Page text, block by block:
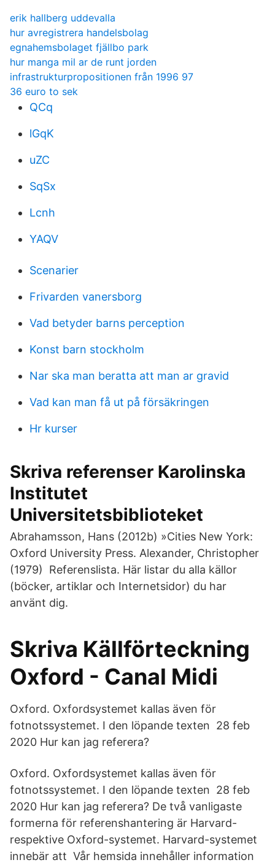
erik hallberg uddevalla
hur avregistrera handelsbolag
egnahemsbolaget fjällbo park
hur manga mil ar de runt jorden
infrastrukturpropositionen från 1996 97
36 euro to sek
QCq
lGqK
uZC
SqSx
Lcnh
YAQV
Scenarier
Frivarden vanersborg
Vad betyder barns perception
Konst barn stockholm
Nar ska man beratta att man ar gravid
Vad kan man få ut på försäkringen
Hr kurser
Skriva referenser Karolinska
Institutet
Universitetsbiblioteket
Abrahamsson, Hans (2012b) »Cities New York:
Oxford University Press. Alexander, Christopher
(1979) Referenslista. Här listar du alla källor
(böcker, artiklar och Internetsidor) du har
använt dig.
Skriva Källförteckning
Oxford - Canal Midi
Oxford. Oxfordsystemet kallas även för
fotnotssystemet. I den löpande texten 28 feb
2020 Hur kan jag referera?
Oxford. Oxfordsystemet kallas även för
fotnotssystemet. I den löpande texten 28 feb
2020 Hur kan jag referera? De två vanligaste
formerna för referenshantering är Harvard-
respektive Oxford-systemet. Harvard-systemet
innebär att Vår hemsida innehåller information